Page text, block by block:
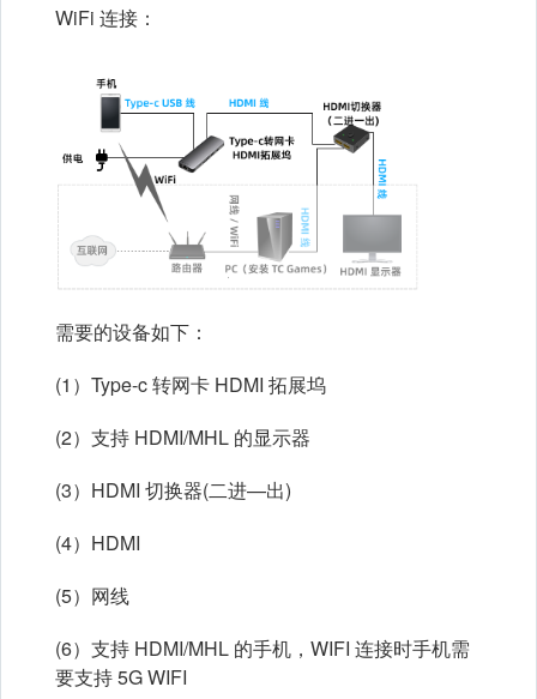
WiFi 连接：
需要的设备如下：
(1）Type-c 转网卡 HDMI 拓展坞
(2）支持 HDMI/MHL 的显示器
(3）HDMI 切换器(二进—出)
(4）HDMI
(5）网线
(6）支持 HDMI/MHL 的手机，WIFI 连接时手机需
要支持 5G WIFI